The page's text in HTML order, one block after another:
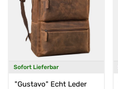
Sofort Lieferbar
"Gustavo" Echt Leder